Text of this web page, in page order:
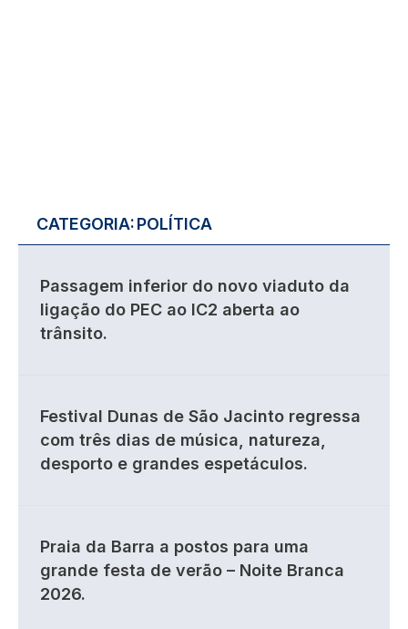
CATEGORIA:POLÍTICA
Passagem inferior do novo viaduto da
ligação do PEC ao IC2 aberta ao
trânsito.
Festival Dunas de São Jacinto regressa
com três dias de música, natureza,
desporto e grandes espetáculos.
Praia da Barra a postos para uma
grande festa de verão – Noite Branca
2026.